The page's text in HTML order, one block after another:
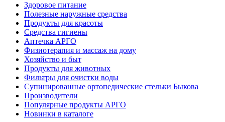
Здоровое питание
Полезные наружные средства
Продукты для красоты
Средства гигиены
Аптечка АРГО
Физиотерапия и массаж на дому
Хозяйство и быт
Продукты для животных
Фильтры для очистки воды
Супинированные ортопедические стельки Быкова
Производители
Популярные продукты АРГО
Новинки в каталоге